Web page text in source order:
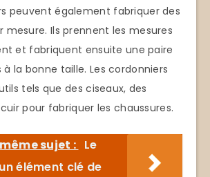
peuvent également fabriquer des
mesure. Ils prennent les mesures
et fabriquent ensuite une paire
la bonne taille. Les cordonniers
tels que des ciseaux, des
pour fabriquer les chaussures.
sujet : Le
élément clé de